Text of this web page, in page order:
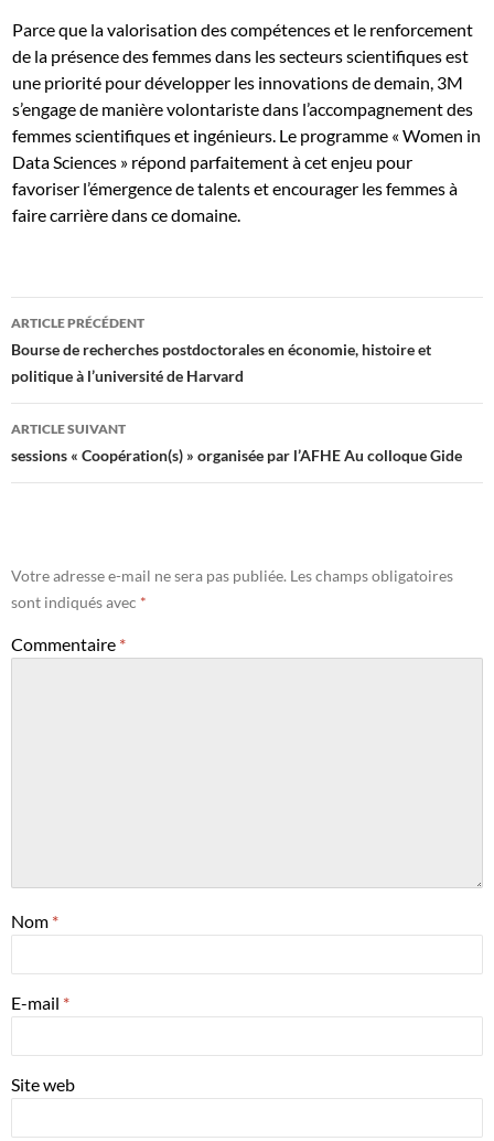
Parce que la valorisation des compétences et le renforcement
de la présence des femmes dans les secteurs scientifiques est
une priorité pour développer les innovations de demain, 3M
s’engage de manière volontariste dans l’accompagnement des
femmes scientifiques et ingénieurs. Le programme « Women in
Data Sciences » répond parfaitement à cet enjeu pour
favoriser l’émergence de talents et encourager les femmes à
faire carrière dans ce domaine.
Navigation
des
articles
ARTICLE PRÉCÉDENT
Bourse de recherches postdoctorales en économie, histoire et
politique à l’université de Harvard
ARTICLE SUIVANT
sessions « Coopération(s) » organisée par l’AFHE Au colloque Gide
Votre adresse e-mail ne sera pas publiée. Les champs obligatoires
sont indiqués avec *
Commentaire *
Nom *
E-mail *
Site web